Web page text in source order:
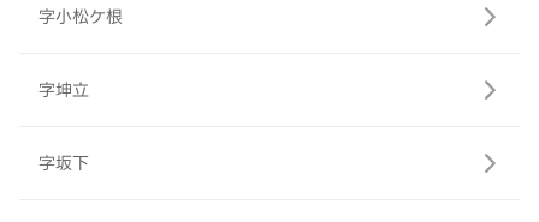
字小松ケ根
字坤立
字坂下